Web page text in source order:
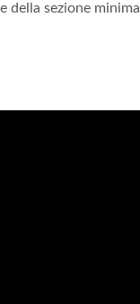
della sezione minima